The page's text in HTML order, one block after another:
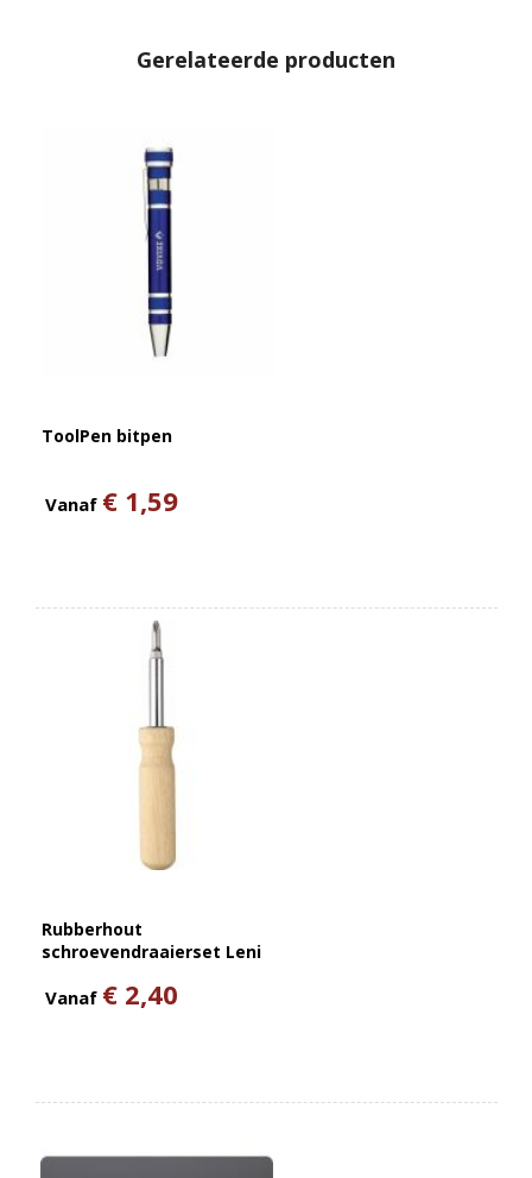
Gerelateerde producten
ToolPen bitpen
Vanaf € 1,59
Rubberhout
schroevendraaierset Leni
Vanaf € 2,40